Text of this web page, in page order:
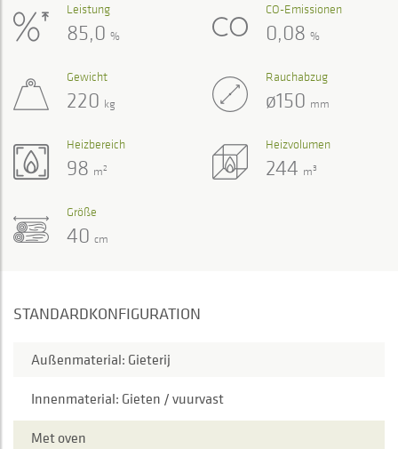
Leistung
85,0 %
CO-Emissionen
0,08 %
Heizvolumen
244 m3
Heizbereich
98 m2
Gewicht
220 kg
Rauchabzug
ø150 mm
Größe
40 cm
STANDARDKONFIGURATION
Außenmaterial: Gieterij
Innenmaterial: Gieten / vuurvast
Met oven